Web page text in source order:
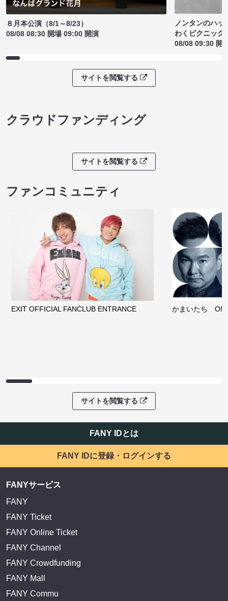
８月本公演（8/1～8/23）
08/08 08:30 開場 09:00 開演
ノンタンのハッ
わくピクニック
08/08 09:30 開
サイトを閲覧する
クラウドファンディング
サイトを閲覧する
ファンコミュニティ
EXIT OFFICIAL FANCLUB ENTRANCE かまいたち
サイトを閲覧する
FANY IDとは
FANY IDに登録・ログインする
FANYサービス
FANY
FANY Ticket
FANY Online Ticket
FANY Channel
FANY Crowdfunding
FANY Mall
FANY Commu